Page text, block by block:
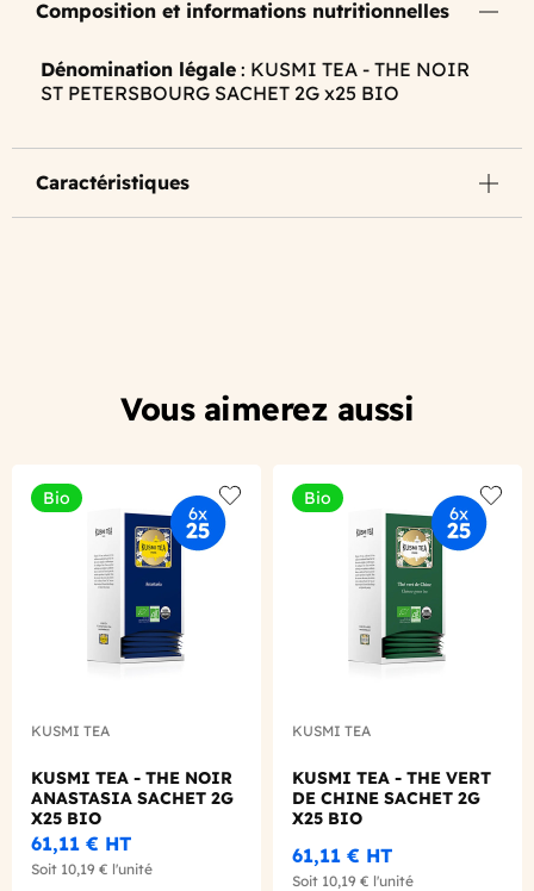
Composition et informations nutritionnelles
Dénomination légale : KUSMI TEA - THE NOIR
ST PETERSBOURG SACHET 2G x25 BIO
Caractéristiques
Vous aimerez aussi
Bio
Add to wishlist
KUSMI TEA
KUSMI TEA - THE NOIR
ANASTASIA SACHET 2G
X25 BIO
61,11 € HT
Soit 10,19 € l'unité
Bio
Add
KUSMI TEA
KUSMI TEA - THE VERT
DE CHINE SACHET 2G
X25 BIO
61,11 € HT
Soit 10,19 € l'unité